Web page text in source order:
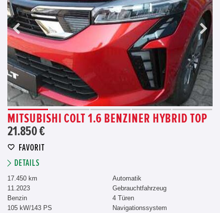
MITSUBISHI COLT 1.6 BENZINER HYBRID TOP
21.850 €
FAVORIT
DETAILS
17.450 km
11.2023
Benzin
105 kW/143 PS
Automatik
Gebrauchtfahrzeug
4 Türen
Navigationssystem